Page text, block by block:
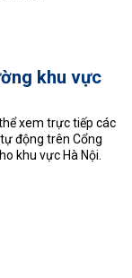
khu vực
xem trực tiếp các
động trên Cổng
khu vực Hà Nội.